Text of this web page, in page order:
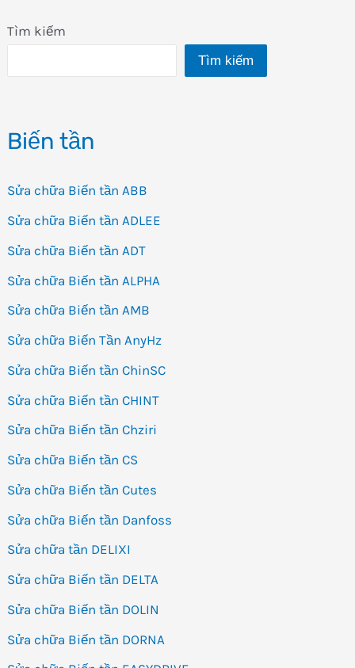
Tìm kiếm
Tìm kiếm
Biến tần
Sửa chữa Biến tần ABB
Sửa chữa Biến tần ADLEE
Sửa chữa Biến tần ADT
Sửa chữa Biến tần ALPHA
Sửa chữa Biến tần AMB
Sửa chữa Biến Tần AnyHz
Sửa chữa Biến tần ChinSC
Sửa chữa Biến tần CHINT
Sửa chữa Biến tần Chziri
Sửa chữa Biến tần CS
Sửa chữa Biến tần Cutes
Sửa chữa Biến tần Danfoss
Sửa chữa tần DELIXI
Sửa chữa Biến tần DELTA
Sửa chữa Biến tần DOLIN
Sửa chữa Biến tần DORNA